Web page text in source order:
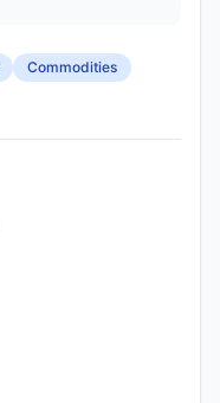
Commodities